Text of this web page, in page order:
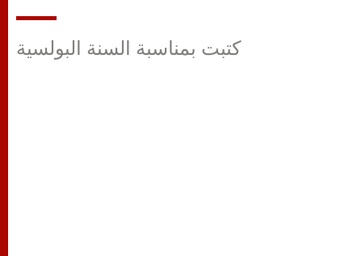
كتبت بمناسبة السنة البولسية